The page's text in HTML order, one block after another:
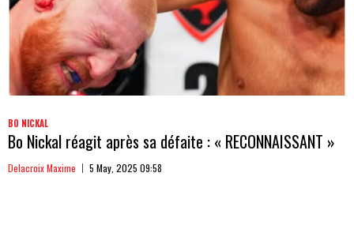
BO NICKAL
Bo Nickal réagit après sa défaite : « RECONNAISSANT »
Delacroix Maxime 5 May, 2025 09:58